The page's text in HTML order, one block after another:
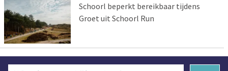
Schoorl beperkt bereikbaar tijdens
Groet uit Schoorl Run